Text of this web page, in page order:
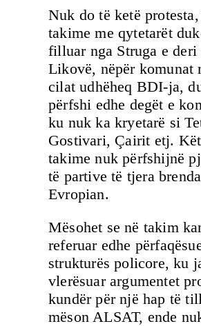
Nuk do të ketë
takime me qytetarët
filluar nga Struga e deri
Likovë, nëpër komunat
cilat udhëheq BDI-ja,
përfshi edhe degët e
ku nuk ka kryetarë si
Gostivari, Çairit etj.
takime nuk përfshijnë
të partive të tjera
Evropian.
Mësohet se në takim
referuar edhe
strukturës policore, ku
vlerësuar argumentet
kundër për një hap të
mëson ALSAT, ende